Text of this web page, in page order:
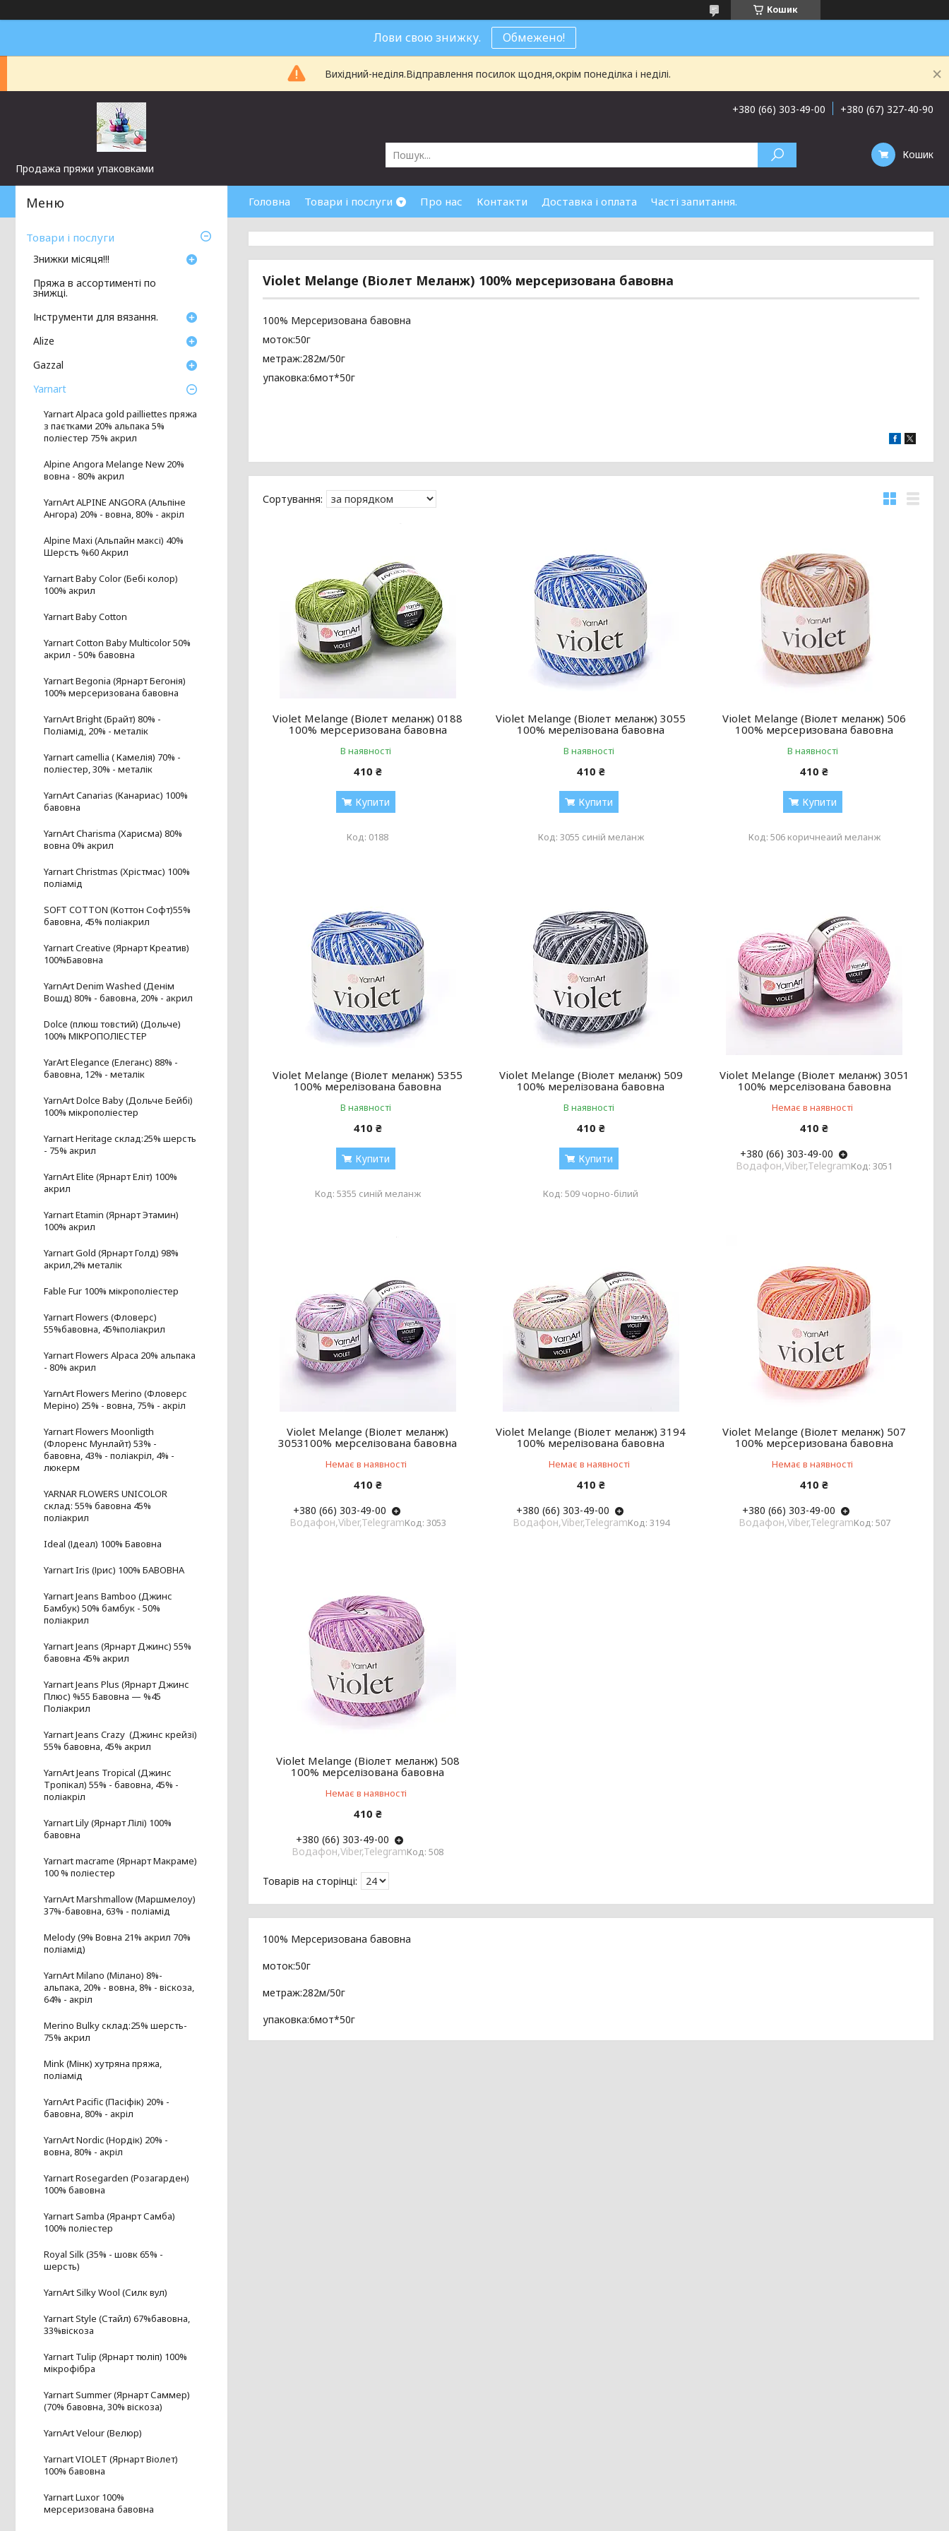
Кошик
Лови свою знижку. Обмежено!
Вихідний-неділя.Відправлення посилок щодня,окрім понеділка і неділі.
Продажа пряжи упаковками
+380 (66) 303-49-00 +380 (67) 327-40-90
Кошик
Головна Товари і послуги Про нас Контакти Доставка і оплата Часті запитання.
Violet Melange (Віолет Меланж) 100% мерсеризована бавовна
100% Мерсеризована бавовна
моток:50г
метраж:282м/50г
упаковка:6мот*50г
Violet Melange (Віолет меланж) 0188
100% мерсеризована бавовна
В наявності
410 ₴
Купити
0188
Violet Melange (Віолет меланж) 3055
100% мерелізована бавовна
В наявності
410 ₴
Купити
3055 синій меланж
Violet Melange (Віолет меланж) 506
100% мерсеризована бавовна
В наявності
410 ₴
Купити
506 коричнеаий меланж
Violet Melange (Віолет меланж) 5355
100% мерелізована бавовна
В наявності
410 ₴
Купити
5355 синій меланж
Violet Melange (Віолет меланж) 509
100% мерелізована бавовна
В наявності
410 ₴
Купити
509 чорно-білий
Violet Melange (Віолет меланж) 3051
100% мерселізована бавовна
Немає в наявності
410 ₴
+380 (66) 303-49-00
Водафон,Viber,Telegram
3051
Violet Melange (Віолет меланж)
3053100% мерселізована бавовна
Немає в наявності
410 ₴
+380 (66) 303-49-00
Водафон,Viber,Telegram
3053
Violet Melange (Віолет меланж) 3194
100% мерелізована бавовна
Немає в наявності
410 ₴
+380 (66) 303-49-00
Водафон,Viber,Telegram
3194
Violet Melange (Віолет меланж) 507
100% мерсеризована бавовна
Немає в наявності
410 ₴
+380 (66) 303-49-00
Водафон,Viber,Telegram
507
Violet Melange (Віолет меланж) 508
100% мерселізована бавовна
Немає в наявності
410 ₴
+380 (66) 303-49-00
Водафон,Viber,Telegram
508
100% Мерсеризована бавовна
моток:50г
метраж:282м/50г
упаковка:6мот*50г
Товари і послуги
Знижки місяця!!!
Пряжа в ассортименті по
знижці.
Інструменти для вязання.
Аlize
Gazzal
Yarnart
Yarnart Alpaca gold pailliettes пряжа
з паєтками 20% альпака 5%
поліестер 75% акрил
Alpine Angora Melange New 20%
вовна - 80% акрил
YarnArt ALPINE ANGORA (Альпіне
Ангора) 20% - вовна, 80% - акріл
Alpine Maxi (Альпайн максі) 40%
Шерстъ %60 Акрил
Yarnart Baby Color (Бебі колор)
100% акрил
Yarnart Baby Cotton
Yarnart Cotton Baby Multicolor 50%
акрил - 50% бавовна
Yarnart Begonia (Ярнарт Бегонія)
100% мерсеризована бавовна
YarnArt Bright (Брайт) 80% -
Поліамід, 20% - металік
Yarnart camellia ( Камелія) 70% -
поліестер, 30% - металік
YarnArt Canarias (Канариас) 100%
бавовна
YarnArt Charisma (Харисма) 80%
вовна 0% акрил
Yarnart Christmas (Хрістмас) 100%
поліамід
SOFT COTTON (Коттон Софт)55%
бавовна, 45% поліакрил
Yarnart Creative (Ярнарт Креатив)
100%Бавовна
YarnArt Denim Washed (Денім
Вошд) 80% - бавовна, 20% - акрил
Dolce (плюш товстий) (Дольче)
100% МІКРОПОЛІЕСТЕР
YarArt Elegance (Елеганс) 88% -
бавовна, 12% - металік
YarnArt Dolce Baby (Дольче Бейбі)
100% мікрополіестер
Yarnart Heritage склад:25% шерсть
- 75% акрил
YarnArt Elite (Ярнарт Еліт) 100%
акрил
Yarnart Etamin (Ярнарт Этамин)
100% акрил
Yarnart Gold (Ярнарт Голд) 98%
акрил,2% металік
Fable Fur 100% мікрополіестер
Yarnart Flowers (Фловерс)
55%бавовна, 45%поліакрил
Yarnart Flowers Alpaca 20% альпака
- 80% акрил
YarnArt Flowers Merino (Фловерс
Меріно) 25% - вовна, 75% - акріл
Yarnart Flowers Moonligth
(Флоренс Мунлайт) 53% -
бавовна, 43% - поліакріл, 4% -
люкерм
YARNAR FLOWERS UNICOLOR
склад: 55% бавовна 45%
поліакрил
Ideal (Ідеал) 100% Бавовна
Yarnart Iris (Ірис) 100% БАВОВНА
Yarnart Jeans Bamboo (Джинс
Бамбук) 50% бамбук - 50%
поліакрил
Yarnart Jeans (Ярнарт Джинс) 55%
бавовна 45% акрил
Yarnart Jeans Plus (Ярнарт Джинс
Плюс) %55 Бавовна — %45
Поліакрил
Yarnart Jeans Crazy (Джинс крейзі)
55% бавовна, 45% акрил
YarnArt Jeans Tropical (Джинс
Тропікал) 55% - бавовна, 45% -
поліакріл
Yarnart Lily (Ярнарт Лілі) 100%
бавовна
Yarnart macrame (Ярнарт Макраме)
100 % поліестер
YarnArt Marshmallow (Маршмелоу)
37%-бавовна, 63% - поліамід
Melody (9% Вовна 21% акрил 70%
поліамід)
YarnArt Milano (Мілано) 8%-
альпака, 20% - вовна, 8% - віскоза,
64% - акріл
Merino Bulky склад:25% шерсть-
75% акрил
Mink (Мінк) хутряна пряжа,
поліамід
YarnArt Pacific (Пасіфік) 20% -
бавовна, 80% - акріл
YarnArt Nordic (Нордік) 20% -
вовна, 80% - акріл
Yarnart Rosegarden (Розагарден)
100% бавовна
Yarnart Samba (Яранрт Самба)
100% поліестер
Royal Silk (35% - шовк 65% -
шерсть)
YarnArt Silky Wool (Силк вул)
Yarnart Style (Стайл) 67%бавовна,
33%віскоза
Yarnart Tulip (Ярнарт тюліп) 100%
мікрофібра
Yarnart Summer (Ярнарт Саммер)
(70% бавовна, 30% віскоза)
YarnArt Velour (Велюр)
Yarnart VIOLET (Ярнарт Віолет)
100% бавовна
Yarnart Luxor 100%
мерсеризована бавовна